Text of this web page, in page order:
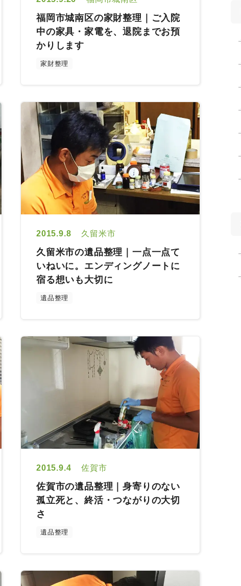
福岡市城南区の家財整理｜ご入院
中の家具・家電を、退院までお預
かりします
家財整理
2015.9.8 久留米市
久留米市の遺品整理｜一点一点て
いねいに。エンディングノートに
宿る想いも大切に
遺品整理
2015.9.4 佐賀市
佐賀市の遺品整理｜身寄りのない
孤立死と、終活・つながりの大切
さ
遺品整理